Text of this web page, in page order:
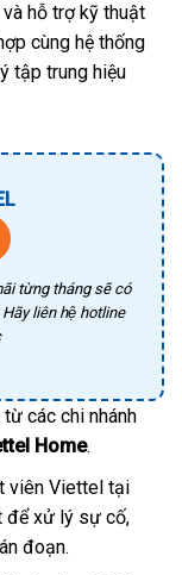
hỗ trợ kỹ thuật
cùng hệ thống
tập trung hiệu
từng tháng sẽ có
liên hệ hotline
các chi nhánh
Home.
viên Viettel tại
để xử lý sự cố,
đoạn.